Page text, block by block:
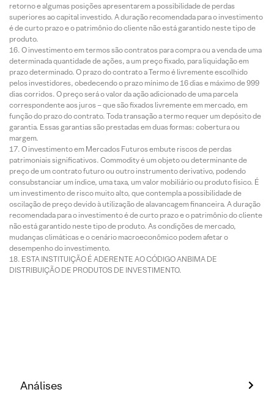
retorno e algumas posições apresentarem a possibilidade de perdas
superiores ao capital investido. A duração recomendada para o investimento
é de curto prazo e o patrimônio do cliente não está garantido neste tipo de
produto.
O investimento em termos são contratos para compra ou a venda de uma
determinada quantidade de ações, a um preço fixado, para liquidação em
prazo determinado. O prazo do contrato a Termo é livremente escolhido
pelos investidores, obedecendo o prazo mínimo de 16 dias e máximo de 999
dias corridos. O preço será o valor da ação adicionado de uma parcela
correspondente aos juros – que são fixados livremente em mercado, em
função do prazo do contrato. Toda transação a termo requer um depósito de
garantia. Essas garantias são prestadas em duas formas: cobertura ou
margem.
O investimento em Mercados Futuros embute riscos de perdas
patrimoniais significativos. Commodity é um objeto ou determinante de
preço de um contrato futuro ou outro instrumento derivativo, podendo
consubstanciar um índice, uma taxa, um valor mobiliário ou produto físico. É
um investimento de risco muito alto, que contempla a possibilidade de
oscilação de preço devido à utilização de alavancagem financeira. A duração
recomendada para o investimento é de curto prazo e o patrimônio do cliente
não está garantido neste tipo de produto. As condições de mercado,
mudanças climáticas e o cenário macroeconômico podem afetar o
desempenho do investimento.
ESTA INSTITUIÇÃO É ADERENTE AO CÓDIGO ANBIMA DE
DISTRIBUIÇÃO DE PRODUTOS DE INVESTIMENTO.
Análises